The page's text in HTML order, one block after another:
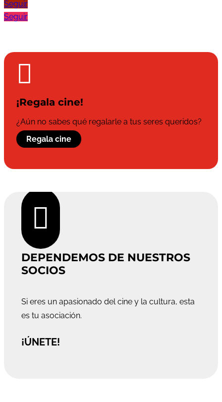
Seguir
Seguir

¡Regala cine!
¿Aún no sabes qué regalarle a tus seres queridos?
Regala cine

DEPENDEMOS DE NUESTROS
SOCIOS
Si eres un apasionado del cine y la cultura, esta
es tu asociación.
¡ÚNETE!